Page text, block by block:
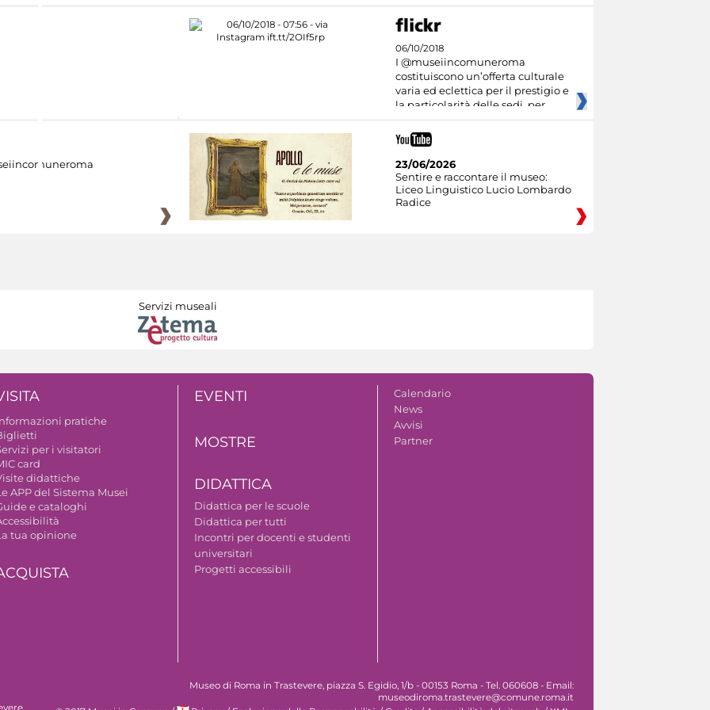
06/10/2018
I @museiincomuneroma
costituiscono un’offerta culturale
varia ed eclettica per il prestigio e
la particolarità delle sedi, per
23/06/2026
Sentire e raccontare il museo:
Liceo Linguistico Lucio Lombardo
Radice
Servizi museali
pratiche
per i visitatori
card
didattiche
APP del Sistema Musei
e cataloghi
tua opinione
EVENTI
MOSTRE
DIDATTICA
Didattica per le scuole
Didattica per tutti
Incontri per docenti e studenti
universitari
Progetti accessibili
Calendario
News
Avvisi
Partner
Museo di Roma in Trastevere, piazza S. Egidio, 1/b - 00153 Roma - Tel. 060608 - Email:
museodiroma.trastevere@comune.roma.it